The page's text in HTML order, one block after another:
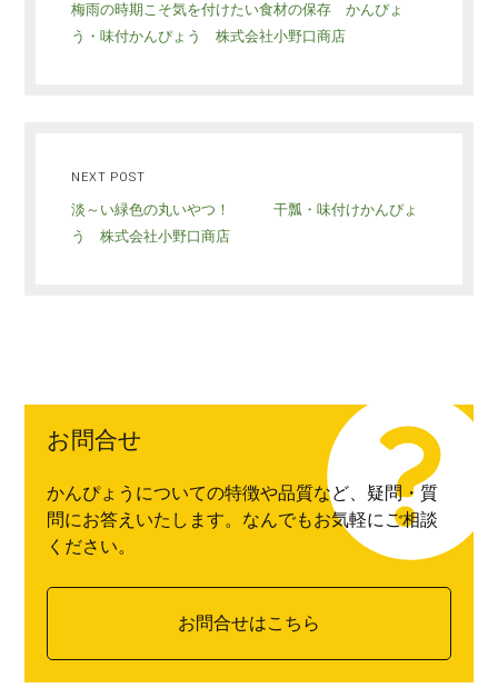
梅雨の時期こそ気を付けたい食材の保存 かんぴょ
う・味付かんぴょう 株式会社小野口商店
NEXT POST
淡～い緑色の丸いやつ！ 干瓢・味付けかんぴょ
う 株式会社小野口商店
お問合せ
かんぴょうについての特徴や品質など、疑問・質
問にお答えいたします。なんでもお気軽にご相談
ください。
お問合せはこちら